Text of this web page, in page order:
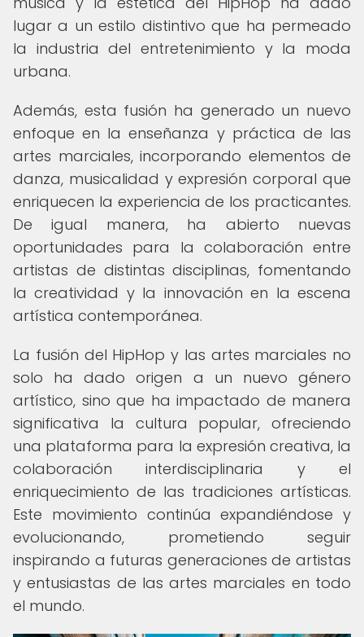
lugar a un estilo distintivo que ha permeado
la industria del entretenimiento y la moda
urbana.
Además, esta fusión ha generado un nuevo
enfoque en la enseñanza y práctica de las
artes marciales, incorporando elementos de
danza, musicalidad y expresión corporal que
enriquecen la experiencia de los practicantes.
De igual manera, ha abierto nuevas
oportunidades para la colaboración entre
artistas de distintas disciplinas, fomentando
la creatividad y la innovación en la escena
artística contemporánea.
La fusión del HipHop y las artes marciales no
solo ha dado origen a un nuevo género
artístico, sino que ha impactado de manera
significativa la cultura popular, ofreciendo
una plataforma para la expresión creativa, la
colaboración interdisciplinaria y el
enriquecimiento de las tradiciones artísticas.
Este movimiento continúa expandiéndose y
evolucionando, prometiendo seguir
inspirando a futuras generaciones de artistas
y entusiastas de las artes marciales en todo
el mundo.